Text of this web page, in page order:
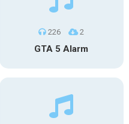
226 2
GTA 5 Alarm